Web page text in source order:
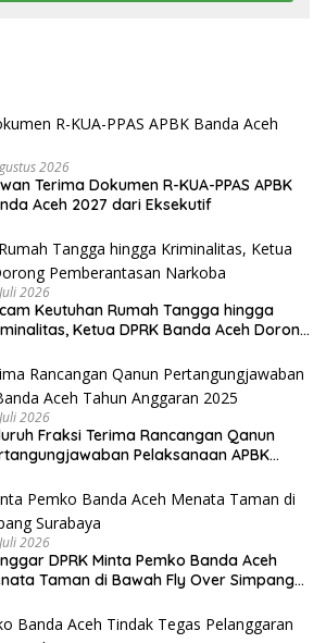
2026
Terima Dokumen R-KUA-PPAS APBK
Aceh 2027 dari Eksekutif
2026
Keutuhan Rumah Tangga hingga
Ketua DPRK Banda Aceh Dorong
2026
Fraksi Terima Rancangan Qanun
Pelaksanaan APBK
2026
DPRK Minta Pemko Banda Aceh
Taman di Bawah Fly Over Simpang